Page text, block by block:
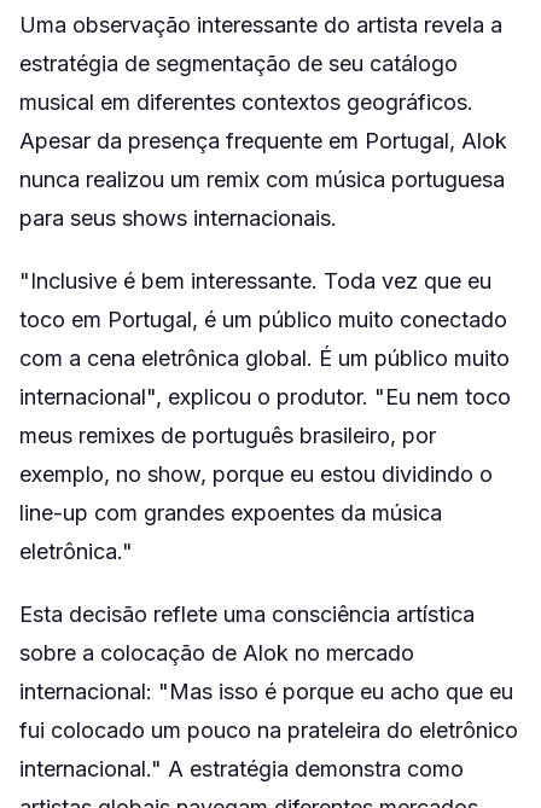
Uma observação interessante do artista revela a
estratégia de segmentação de seu catálogo
musical em diferentes contextos geográficos.
Apesar da presença frequente em Portugal, Alok
nunca realizou um remix com música portuguesa
para seus shows internacionais.
"Inclusive é bem interessante. Toda vez que eu
toco em Portugal, é um público muito conectado
com a cena eletrônica global. É um público muito
internacional", explicou o produtor. "Eu nem toco
meus remixes de português brasileiro, por
exemplo, no show, porque eu estou dividindo o
line-up com grandes expoentes da música
eletrônica."
Esta decisão reflete uma consciência artística
sobre a colocação de Alok no mercado
internacional: "Mas isso é porque eu acho que eu
fui colocado um pouco na prateleira do eletrônico
internacional." A estratégia demonstra como